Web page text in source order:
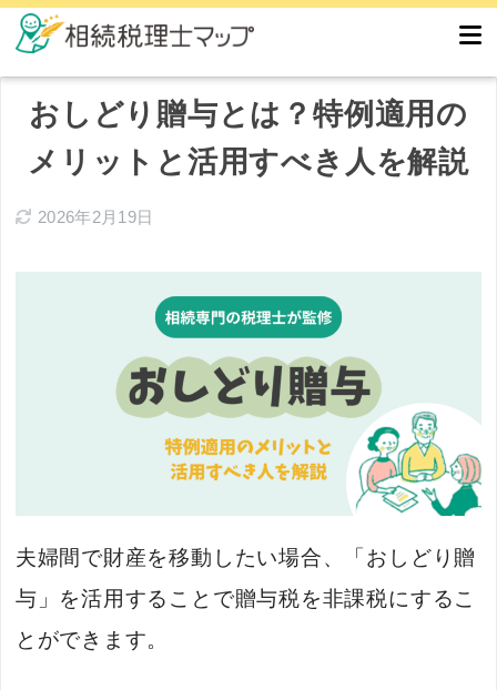
おしどり贈与とは？特例適用の
メリットと活用すべき人を解説
2026年2月19日
夫婦間で財産を移動したい場合、「おしどり贈
与」を活用することで贈与税を非課税にするこ
とができます。